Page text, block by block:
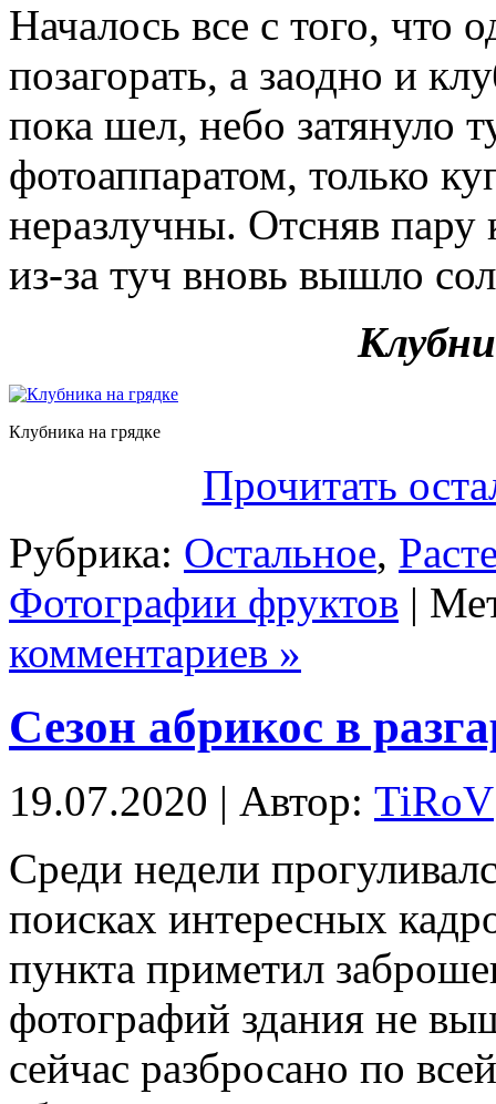
Началось все с того, что
позагорать, а заодно и
пока шел, небо затянуло
фотоаппаратом, только
неразлучны. Отсняв пару
из-за туч вновь вышло
Клубника на грядке
Прочитать
Рубрика: Остальное,
Фотографии фруктов |
комментариев »
Сезон абрикос в
19.07.2020 | Автор: TiRoV
Среди недели
поисках интересных
пункта приметил
фотографий здания не
сейчас разбросано по